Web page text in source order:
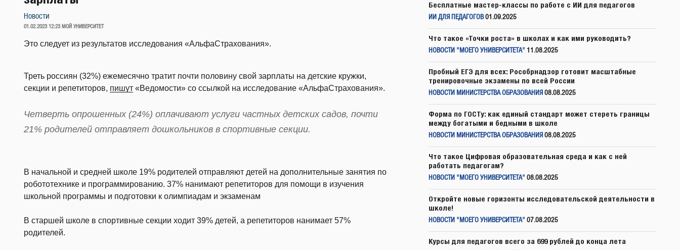
Новости
ОПУБЛИКОВАНО
01.02.2023 12:23 МОЙ УНИВЕРСИТЕТ
Это следует из результатов исследования «АльфаСтрахования».
Треть россиян (32%) ежемесячно тратит почти половину свой зарплаты на детские кружки,
секции и репетиторов, пишут «Ведомости» со ссылкой на исследование «АльфаСтрахования».
Четверть опрошенных (24%) оплачивают услуги частных детских садов, почти
21% родителей отправляет дошкольников в спортивные секции.
В начальной и средней школе 19% родителей отправляют детей на дополнительные занятия по
робототехнике и программированию. 37% нанимают репетиторов для помощи в изучения
школьной программы и подготовки к олимпиадам и экзаменам
В старшей школе в спортивные секции ходит 39% детей, а репетиторов нанимает 57%
родителей.
Бесплатные мастер-классы по работе с ИИ для педагогов
ИИ ДЛЯ ПЕДАГОГОВ 01.09.2025
Что такое «Точки роста» в школах и как ими руководить?
НОВОСТИ "МОЕГО УНИВЕРСИТЕТА" 11.08.2025
Пробный ЕГЭ для всех: Рособрнадзор готовит масштабные
тренировочные экзамены по всей России
НОВОСТИ МИНИСТЕРСТВА ОБРАЗОВАНИЯ 08.08.2025
Форма по ГОСТу: как единый стандарт может стереть границы
между богатыми и бедными в школе
НОВОСТИ МИНИСТЕРСТВА ОБРАЗОВАНИЯ 08.08.2025
Что такое Цифровая образовательная среда и как с ней
работать педагогам?
НОВОСТИ "МОЕГО УНИВЕРСИТЕТА" 08.08.2025
Откройте новые горизонты исследовательской деятельности в
школе!
НОВОСТИ "МОЕГО УНИВЕРСИТЕТА" 07.08.2025
Курсы для педагогов всего за 699 рублей до конца лета